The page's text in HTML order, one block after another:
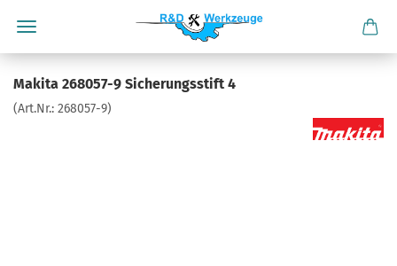
Makita 268057-9 Sicherungsstift 4
(Art.Nr.: 268057-9)